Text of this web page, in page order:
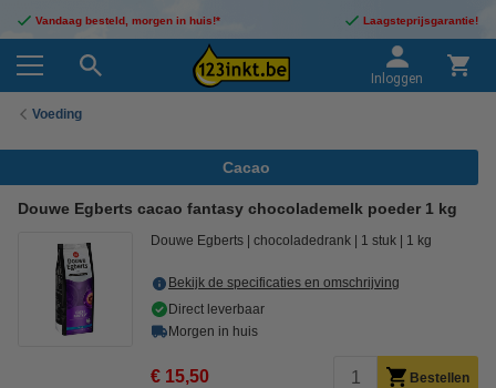
Vandaag besteld, morgen in huis!* Laagsteprijsgarantie!
Inloggen
Voeding
Cacao
Douwe Egberts cacao fantasy chocolademelk poeder 1 kg
Douwe Egberts chocoladedrank 1 stuk 1 kg
Bekijk de specificaties en omschrijving
Direct leverbaar
Morgen in huis
€ 15,50 Bestellen